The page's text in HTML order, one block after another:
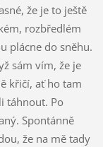
že je to ještě
rozbředlém
plácne do sněhu.
sám vím, že je
křičí, ať ho tam
táhnout. Po
Spontánně
že na mě tady